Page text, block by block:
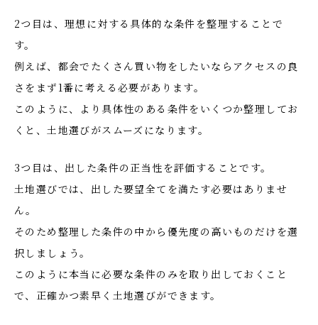
2つ目は、理想に対する具体的な条件を整理することで
す。
例えば、都会でたくさん買い物をしたいならアクセスの良
さをまず1番に考える必要があります。
このように、より具体性のある条件をいくつか整理してお
くと、土地選びがスムーズになります。
3つ目は、出した条件の正当性を評価することです。
土地選びでは、出した要望全てを満たす必要はありませ
ん。
そのため整理した条件の中から優先度の高いものだけを選
択しましょう。
このように本当に必要な条件のみを取り出しておくこと
で、正確かつ素早く土地選びができます。